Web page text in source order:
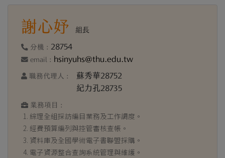
謝心妤 組長
分機 : 28754
email : hsinyuhs@thu.edu.tw
職務代理人 :
蘇秀華28752
紀力孔28735
業務項目 :
綜理全組採訪編目業務及工作調度。
經費預算編列與控管審核查帳。
資料庫及全國學術電子書聯盟採購。
電子資源整合查詢系統管理與維護。